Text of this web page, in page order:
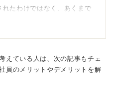
れたわけではなく、あくまで
守り、前向きな姿勢で臨めば
なかったとしても、気持ちを
えている人は、次の記事もチェ
員のメリットやデメリットを解